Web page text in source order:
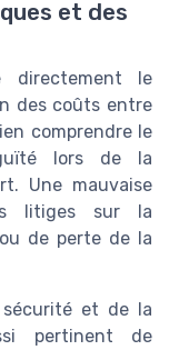
et des
directement le
des coûts entre
comprendre le
lors de la
Une mauvaise
litiges sur la
de perte de la
et de la
pertinent de